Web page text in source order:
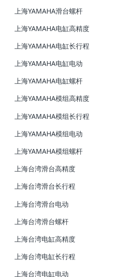
上海YAMAHA滑台螺杆
上海YAMAHA电缸高精度
上海YAMAHA电缸长行程
上海YAMAHA电缸电动
上海YAMAHA电缸螺杆
上海YAMAHA模组高精度
上海YAMAHA模组长行程
上海YAMAHA模组电动
上海YAMAHA模组螺杆
上海台湾滑台高精度
上海台湾滑台长行程
上海台湾滑台电动
上海台湾滑台螺杆
上海台湾电缸高精度
上海台湾电缸长行程
上海台湾电缸电动